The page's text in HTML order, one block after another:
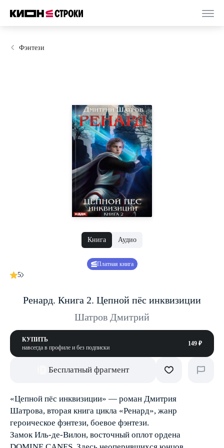
Фэнтези
Книга Аудио
Платная книга
5
Ренард. Книга 2. Цепной пёс инквизиции
Шатров Дмитрий
КУПИТЬ
навсегда в профиле и без подписки
149 ₽
Бесплатный фрагмент
«Цепной пёс инквизиции» — роман Дмитрия
Шатрова, вторая книга цикла «Ренард», жанр
героическое фэнтези, боевое фэнтези.
Замок Иль-де-Вилон, восточный оплот ордена